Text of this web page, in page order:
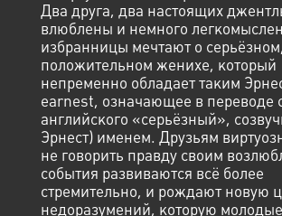
Два друга, два настоящих
влюблены и немного
избранницы мечтают о серьёзном,
положительном женихе, который
непременно обладает таким
earnest, означающее в переводе
английского «серьёзный»,
Эрнест) именем. Друзьям
не говорить правду своим
события развиваются всё более
стремительно, и рождают новую
недоразумений, которую